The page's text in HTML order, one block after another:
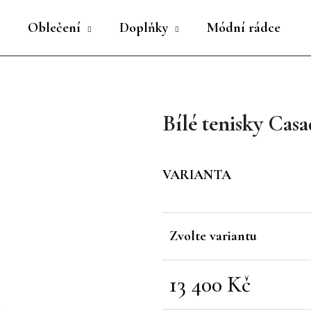
Oblečení Doplňky Módní rádce
Bílé tenisky
VARIANTA
Zvolte variantu
13 400 Kč
Měrná
HLEDAT